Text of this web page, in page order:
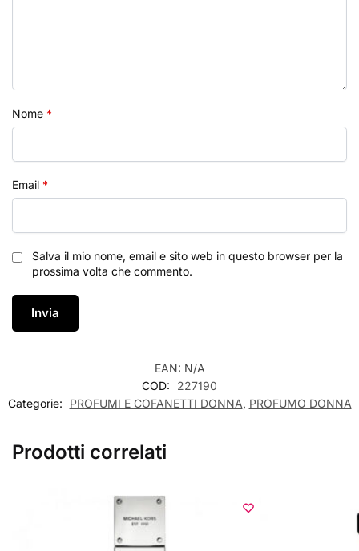
Nome *
Email *
Salva il mio nome, email e sito web in questo browser per la
prossima volta che commento.
EAN: N/A
COD:
227190
Categorie:
PROFUMI E COFANETTI DONNA, PROFUMO DONNA
Prodotti correlati